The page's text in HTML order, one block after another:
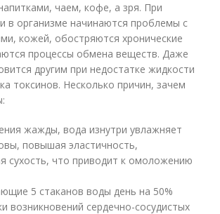
чаем, кофе, а зря. При
в организме начинаются проблемы с
кожей, обостряются хронические
процессы обмена веществ. Даже
другим при недостатке жидкости
токсинов. Несколько причин, зачем
жажды, вода изнутри увлажняет
повышая эластичность,
сухость, что приводит к омоложению
5 стаканов воды день на 50%
возникновений сердечно-сосудистых